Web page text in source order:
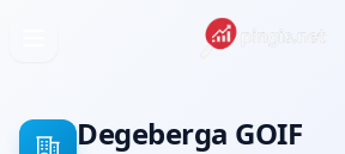
Degeberga GOIF